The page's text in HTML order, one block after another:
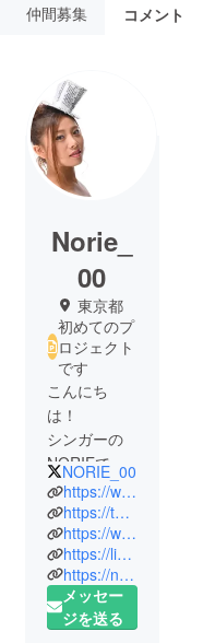
仲間募集 コメント
Norie_
00
東京都
初めてのプ
ロジェクト
です
こんにち
は！
シンガーの
NORIEで
す！
この度
CAMPFIRE
にクラウド
ファンドを
させていた
NORIE_00
https://www.youtube.com/watch?v=5KnQaQ31Rl4
https://twitter.com/NORIE_00?ref_src=twsrc%5Egoogle%7Ctwcamp%5Eserp%7Ctwgr%5Eauthor
https://www.instagram.com/norie_xyx/
https://liver-matome.com/17live/9b4488ac-e370-48b5-a3d0-38cfea185e80
https://noriecdshop.official.ec/
メッセー
ジを送る